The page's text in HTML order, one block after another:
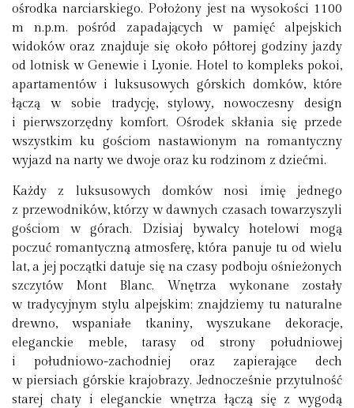
ośrodka narciarskiego. Położony jest na wysokości 1100
m n.p.m. pośród zapadających w pamięć alpejskich
widoków oraz znajduje się około półtorej godziny jazdy
od lotnisk w Genewie i Lyonie. Hotel to kompleks pokoi,
apartamentów i luksusowych górskich domków, które
łączą w sobie tradycję, stylowy, nowoczesny design
i pierwszorzędny komfort. Ośrodek skłania się przede
wszystkim ku gościom nastawionym na romantyczny
wyjazd na narty we dwoje oraz ku rodzinom z dziećmi.
Każdy z luksusowych domków nosi imię jednego
z przewodników, którzy w dawnych czasach towarzyszyli
gościom w górach. Dzisiaj bywalcy hotelowi mogą
poczuć romantyczną atmosferę, która panuje tu od wielu
lat, a jej początki datuje się na czasy podboju ośnieżonych
szczytów Mont Blanc. Wnętrza wykonane zostały
w tradycyjnym stylu alpejskim: znajdziemy tu naturalne
drewno, wspaniałe tkaniny, wyszukane dekoracje,
eleganckie meble, tarasy od strony południowej
i południowo-zachodniej oraz zapierające dech
w piersiach górskie krajobrazy. Jednocześnie przytulność
starej chaty i eleganckie wnętrza łączą się z wygodą